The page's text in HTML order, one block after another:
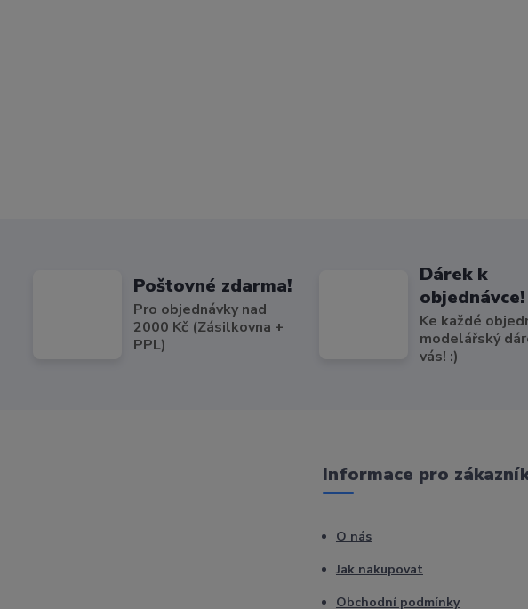
Poštovné zdarma!
Pro objednávky nad
2000 Kč (Zásilkovna +
PPL)
Dárek k
objednávce!
Ke každé
modelářský
vás! :)
Informace pro
O nás
Jak nakupovat
Obchodní podmínky